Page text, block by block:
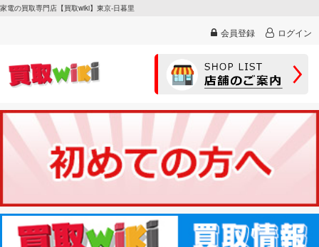
家電の買取専門店【買取wiki】東京-日暮里
会員登録 ログイン